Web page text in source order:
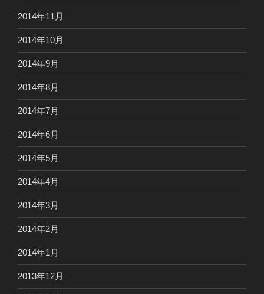
2014年11月
2014年10月
2014年9月
2014年8月
2014年7月
2014年6月
2014年5月
2014年4月
2014年3月
2014年2月
2014年1月
2013年12月